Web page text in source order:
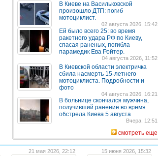
В Киеве на Васильковской
произошло ДТП: погиб
мотоциклист.
02 августа 2026, 15:42
Ей было всего 25: во время
ракетного удара РФ по Киеву,
спасая раненых, погибла
парамедик Ева Ройтер.
04 августа 2026, 11:52
В Киевской области электричка
сбила насмерть 15-летнего
мотоциклиста. Подробности и
фото
04 августа 2026, 16:21
В больнице скончался мужчина,
получивший ранение во время
обстрела Киева 5 августа
Вчера, 12:51
смотреть еще
21 мая 2026, 22:12 15 июня 2026, 15:32